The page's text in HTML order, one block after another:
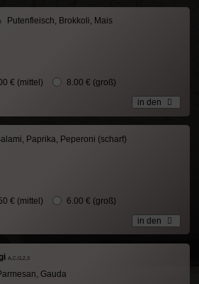
Putenfleisch, Brokkoli, Mais
€ (mittel) 8.00 € (groß)
in den
Paprika, Peperoni (scharf)
€ (mittel) 6.00 € (groß)
in den
A,C,G,2,3
Gauda